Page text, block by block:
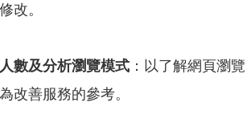
改。
數及分析瀏覽模式 ：以了解網頁瀏覽
改善服務的參考。